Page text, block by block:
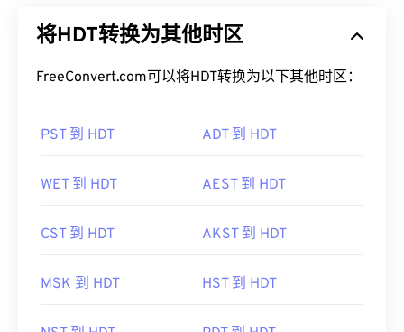
将HDT转换为其他时区
FreeConvert.com可以将HDT转换为以下其他时区：
PST 到 HDT ADT 到 HDT
WET 到 HDT AEST 到 HDT
CST 到 HDT AKST 到 HDT
MSK 到 HDT HST 到 HDT